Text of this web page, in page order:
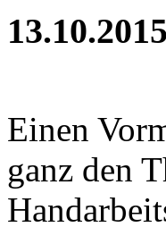
13.10.2015
Einen
ganz den